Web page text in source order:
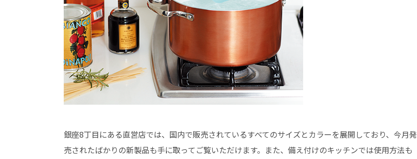
銀座8丁目にある直営店では、国内で販売されているすべてのサイズとカラーを展開しており、今月発
売されたばかりの新製品も手に取ってご覧いただけます。また、備え付けのキッチンでは使用方法も